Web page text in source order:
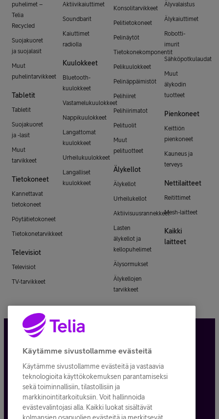
puhelimet –
Telia
Recycled
Suojakuoret
ja suojalasit
Muut
puhelintarvikkeet
Tabletit
Tabletit
Suojakuoret
ja -lasit
Muut
tarvikkeet
Tietokoneet
Kannettavat
tietokoneet
Pöytätietokoneet
Tietokonetarvikkeet
Televisiot
Televisiot
TV-tarvikkeet
Aktiivikaiuttimet
Soundbarit
Kaiuttimet
radiolla
Kuulokkeet
Bluetooth-
kuulokkeet
Vastamelukuulokkeet
Nappikuulokkeet
Langattomat
kuulokkeet
Urheilukuulokkeet
Langalliset
kuulokkeet
Konsolitarvikkeet
Pelitietokoneet
Pelinäytöt
Tietokonekomponentit
Pelikuulokkeet
Pelinäppäimistöt
Pelihiiret
Pelihiirimatot
Pelituolit
Muut
pelituotteet
Älykellot
Älykellot
Urheilukellot
Aktiivisuusrannekkeet
Lasten
älykellot ja
kellopuhelimet
Älysormukset
Älykellojen
tarvikkeet
Älyvalaistus
Älykaiuttimet
Robotti-
imurit
Sähköpotkulaudat
Muut
älykodin
tuotteet
Pienkoneet
Keittiön
pienkoneet
Kauneus ja
terveys
Nettilaitteet
Reitittimet
Mesh-laitteet
Kaikki
laitteet
Tietosuoja ja -turva
Tilauksen peruuttaminen
Käyttöehdot
Evästeiden käyttö
Käytämme sivustollamme evästeitä
Käytämme sivustollamme evästeitä ja vastaavia
teknologioita käyttökokemuksen parantamiseksi
sekä toiminnallisiin, tilastollisiin ja
markkinointitarkoituksiin. Voit hallinnoida
evästevalintojasi alla. Kaikki luokat sisältävät